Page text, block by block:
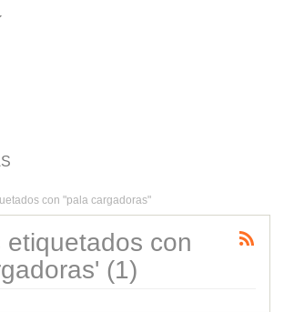
con "pala cargadoras"
etiquetados con
(1)